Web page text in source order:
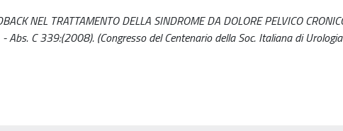
NEL TRATTAMENTO DELLA SINDROME DA DOLORE PELVICO
- Abs. C 339:(2008). (Congresso del Centenario della Soc. Italiana di